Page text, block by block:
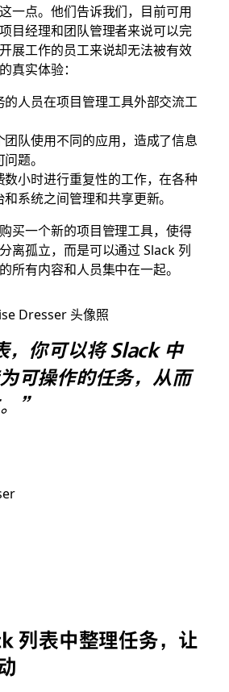
一点。他们告诉我们，目前可用
目经理和团队管理者来说可以完
展工作的员工来说却无法被有效
真实体验：
的人员在项目管理工具外部交流工
团队使用不同的应用，造成了信息
题。
数小时进行重复性的工作，在各种
系统之间管理和共享更新。
买一个新的项目管理工具，使得
离孤立，而是可以通过 Slack 列
所有内容和人员集中在一起。
，你可以将 Slack 中
可操作的任务，从而
”
列表中整理任务，让